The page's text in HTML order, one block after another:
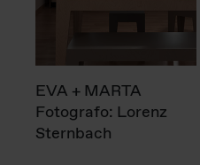
EVA + MARTA
Fotografo: Lorenz
Sternbach